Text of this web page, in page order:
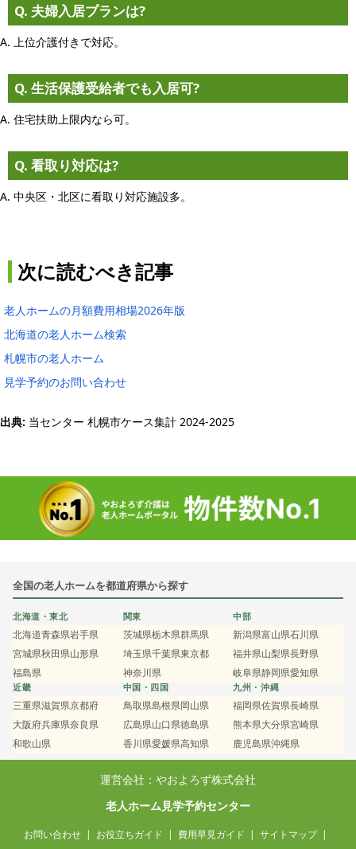
Q. 夫婦入居プランは?
A. 上位介護付きで対応。
Q. 生活保護受給者でも入居可?
A. 住宅扶助上限内なら可。
Q. 看取り対応は?
A. 中央区・北区に看取り対応施設多。
次に読むべき記事
老人ホームの月額費用相場2026年版
北海道の老人ホーム検索
札幌市の老人ホーム
見学予約のお問い合わせ
出典: 当センター 札幌市ケース集計 2024-2025
全国の老人ホームを都道府県から探す
北海道・東北
北海道青森県岩手県
宮城県秋田県山形県
福島県
関東
茨城県栃木県群馬県
埼玉県千葉県東京都
神奈川県
中部
新潟県富山県石川県
福井県山梨県長野県
岐阜県静岡県愛知県
近畿
三重県滋賀県京都府
大阪府兵庫県奈良県
和歌山県
中国・四国
鳥取県島根県岡山県
広島県山口県徳島県
香川県愛媛県高知県
九州・沖縄
福岡県佐賀県長崎県
熊本県大分県宮崎県
鹿児島県沖縄県
運営会社：やおよろず株式会社
老人ホーム見学予約センター
お問い合わせ お役立ちガイド 費用早見ガイド
サイトマップ